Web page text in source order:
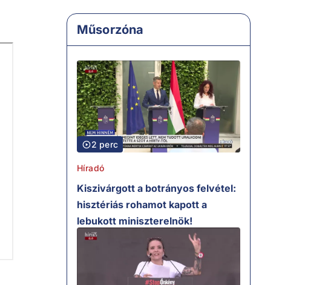
Műsorzóna
2 perc
Híradó
Kiszivárgott a botrányos felvétel:
hisztériás rohamot kapott a
lebukott miniszterelnök!